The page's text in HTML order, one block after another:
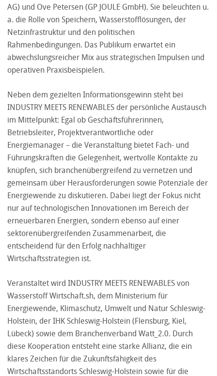
AG) und Ove Petersen (GP JOULE GmbH). Sie beleuchten u.
a. die Rolle von Speichern, Wasserstofflösungen, der
Netzinfrastruktur und den politischen
Rahmenbedingungen. Das Publikum erwartet ein
abwechslungsreicher Mix aus strategischen Impulsen und
operativen Praxisbeispielen.
Neben dem gezielten Informationsgewinn steht bei
INDUSTRY MEETS RENEWABLES der persönliche Austausch
im Mittelpunkt: Egal ob Geschäftsführerinnen,
Betriebsleiter, Projektverantwortliche oder
Energiemanager – die Veranstaltung bietet Fach- und
Führungskräften die Gelegenheit, wertvolle Kontakte zu
knüpfen, sich branchenübergreifend zu vernetzen und
gemeinsam über Herausforderungen sowie Potenziale der
Energiewende zu diskutieren. Dabei liegt der Fokus nicht
nur auf technologischen Innovationen im Bereich der
erneuerbaren Energien, sondern ebenso auf einer
sektorenübergreifenden Zusammenarbeit, die
entscheidend für den Erfolg nachhaltiger
Wirtschaftsstrategien ist.
Veranstaltet wird INDUSTRY MEETS RENEWABLES von
Wasserstoff Wirtschaft.sh, dem Ministerium für
Energiewende, Klimaschutz, Umwelt und Natur Schleswig-
Holstein, der IHK Schleswig-Holstein (Flensburg, Kiel,
Lübeck) sowie dem Branchenverband Watt_2.0. Durch
diese Kooperation entsteht eine starke Allianz, die ein
klares Zeichen für die Zukunftsfähigkeit des
Wirtschaftsstandorts Schleswig-Holstein sowie für die